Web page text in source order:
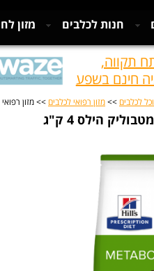
חנות לכלבים מזון
חינם בשפע
לכלבים >> מזון רפואי לכלבים >> מזון רפואי
הילס 4 ק"ג